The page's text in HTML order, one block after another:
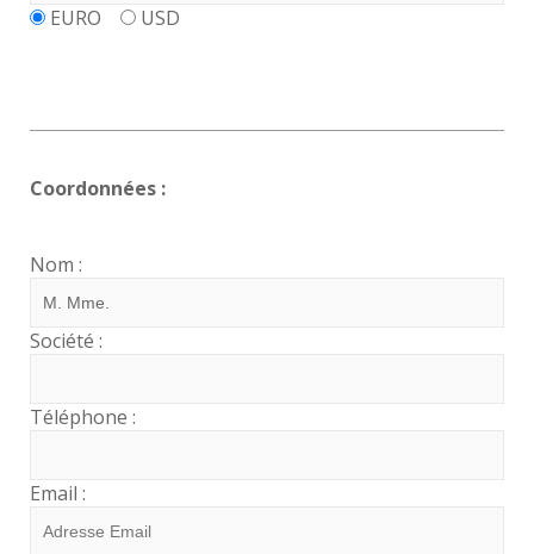
EURO USD
Coordonnées :
Nom :
Société :
Téléphone :
Email :